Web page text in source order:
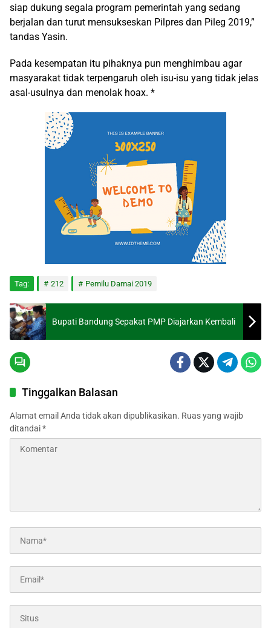
siap dukung segala program pemerintah yang sedang
berjalan dan turut mensukseskan Pilpres dan Pileg 2019,”
tandas Yasin.
Pada kesempatan itu pihaknya pun menghimbau agar
masyarakat tidak terpengaruh oleh isu-isu yang tidak jelas
asal-usulnya dan menolak hoax. *
Tag: 212 Pemilu Damai 2019
Bupati Bandung Sepakat PMP Diajarkan Kembali
Tinggalkan Balasan
Alamat email Anda tidak akan dipublikasikan. Ruas yang wajib
ditandai*